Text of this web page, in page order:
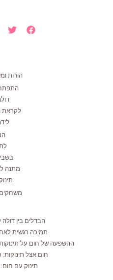
הורות
לקראת
מתנה
משחקים
הבדלים בין
תמיכה רגשית
ההשפעה של חום על
חום אצל תינוקות:
תינוק עם